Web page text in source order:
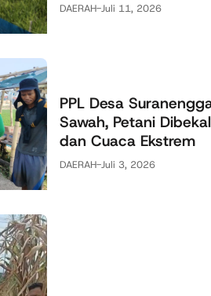
DAERAH-Juli 11, 2026
PPL Desa
Sawah, Petani
dan Cuaca Ekstrem
DAERAH-Juli 3, 2026